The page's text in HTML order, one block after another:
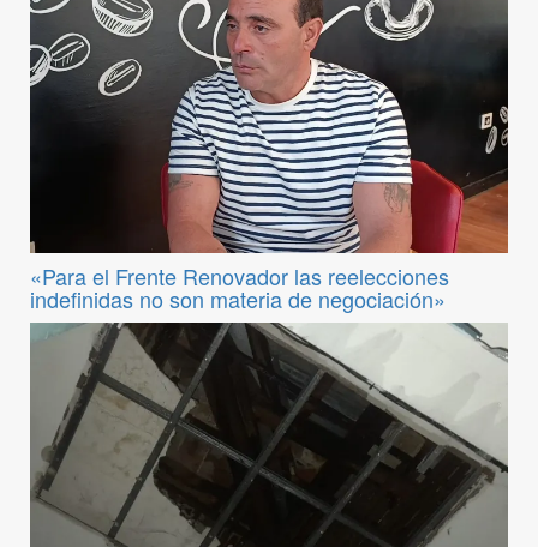
«Para el Frente Renovador las reelecciones
indefinidas no son materia de negociación»